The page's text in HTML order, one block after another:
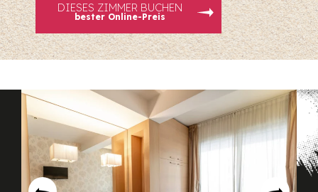
DIESES ZIMMER BUCHEN
bester Online-Preis